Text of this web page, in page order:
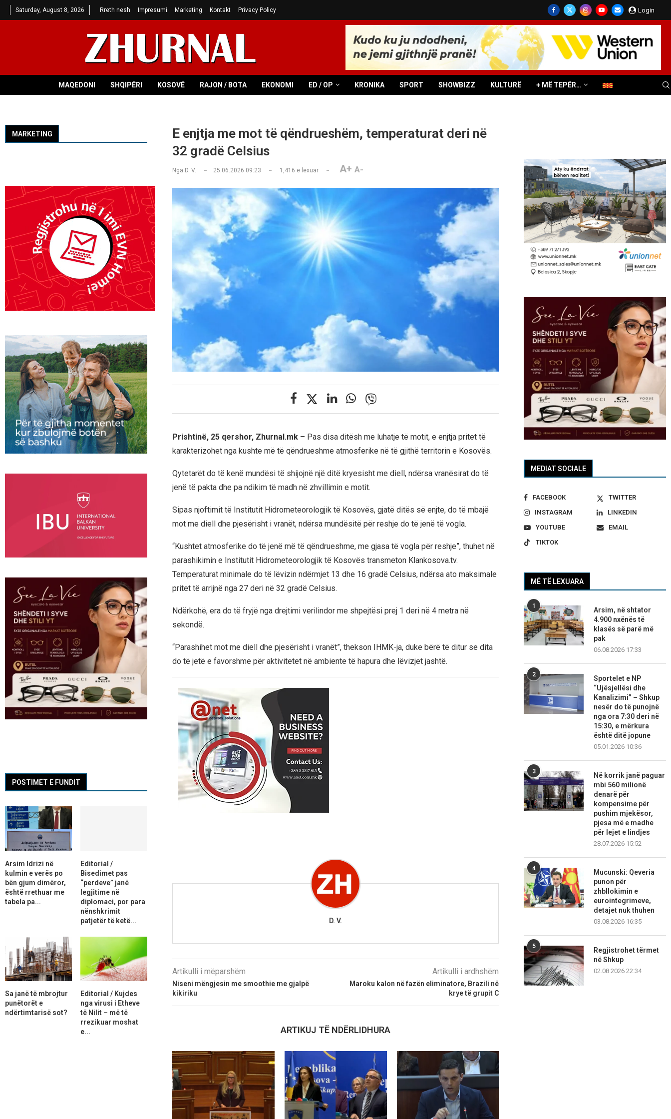
Saturday, August 8, 2026 Rreth nesh Impresumi Marketing Kontakt Privacy Policy Login
MAQEDONI SHQIPËRI KOSOVË RAJON / BOTA EKONOMI ED / OP KRONIKA SPORT SHOWBIZZ KULTURË + MË TEPËR…
E enjtja me mot të qëndrueshëm, temperaturat deri në
32 gradë Celsius
Nga D. V. 25.06.2026 09:23 1,416 e lexuar A+ A-
Prishtinë, 25 qershor, Zhurnal.mk – Pas disa ditësh me luhatje të motit, e enjtja pritet të
karakterizohet nga kushte më të qëndrueshme atmosferike në të gjithë territorin e Kosovës.
Qytetarët do të kenë mundësi të shijojnë një ditë kryesisht me diell, ndërsa vranësirat do të
jenë të pakta dhe pa ndikim të madh në zhvillimin e motit.
Sipas njoftimit të Institutit Hidrometeorologjik të Kosovës, gjatë ditës së enjte, do të mbajë
mot me diell dhe pjesërisht i vranët, ndërsa mundësitë për reshje do të jenë të vogla.
“Kushtet atmosferike do të jenë më të qëndrueshme, me gjasa të vogla për reshje”, thuhet në
parashikimin e Institutit Hidrometeorologjik të Kosovës transmeton Klankosova.tv.
Temperaturat minimale do të lëvizin ndërmjet 13 dhe 16 gradë Celsius, ndërsa ato maksimale
pritet të arrijnë nga 27 deri në 32 gradë Celsius.
Ndërkohë, era do të fryjë nga drejtimi verilindor me shpejtësi prej 1 deri në 4 metra në
sekondë.
“Parashihet mot me diell dhe pjesërisht i vranët”, thekson IHMK-ja, duke bërë të ditur se dita
do të jetë e favorshme për aktivitetet në ambiente të hapura dhe lëvizjet jashtë.
D. V.
Artikulli i mëparshëm
Niseni mëngjesin me smoothie me gjalpë
kikiriku
Artikulli i ardhshëm
Maroku kalon në fazën eliminatore, Brazili në
krye të grupit C
ARTIKUJ TË NDËRLIDHURA
MEDIAT SOCIALE
FACEBOOK
TWITTER
INSTAGRAM
LINKEDIN
YOUTUBE
EMAIL
TIKTOK
MË TË LEXUARA
1
Arsim, në shtator
4.900 nxënës të
klasës së parë më
pak
06.08.2026 17:33
2
Sportelet e NP
“Ujësjellësi dhe
Kanalizimi” – Shkup
nesër do të punojnë
nga ora 7:30 deri në
15:30, e mërkura
është ditë jopune
05.01.2026 10:36
3
Në korrik janë paguar
mbi 560 milionë
denarë për
kompensime për
pushim mjekësor,
pjesa më e madhe
për lejet e lindjes
28.07.2026 15:52
4
Mucunski: Qeveria
punon për
zhbllokimin e
eurointegrimeve,
detajet nuk thuhen
03.08.2026 16:35
5
Regjistrohet tërmet
në Shkup
02.08.2026 22:34
MARKETING
POSTIMET E FUNDIT
Arsim Idrizi në
kulmin e verës po
bën gjum dimëror,
është rrethuar me
tabela pa...
Editorial /
Bisedimet pas
“perdeve” janë
legjitime në
diplomaci, por para
nënshkrimit
patjetër të ketë...
Sa janë të mbrojtur
punëtorët e
ndërtimtarisë sot?
Editorial / Kujdes
nga virusi i Etheve
të Nilit – më të
rrezikuar moshat
e...